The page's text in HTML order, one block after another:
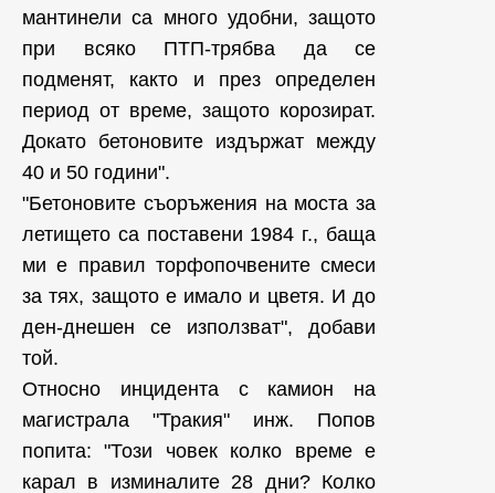
мантинели са много удобни, защото
при всяко ПТП-трябва да се
подменят, както и през определен
период от време, защото корозират.
Докато бетоновите издържат между
40 и 50 години".
"Бетоновите съоръжения на моста за
летището са поставени 1984 г., баща
ми е правил торфопочвените смеси
за тях, защото е имало и цветя. И до
ден-днешен се използват", добави
той.
Относно инцидента с камион на
магистрала "Тракия" инж. Попов
попита: "Този човек колко време е
карал в изминалите 28 дни? Колко